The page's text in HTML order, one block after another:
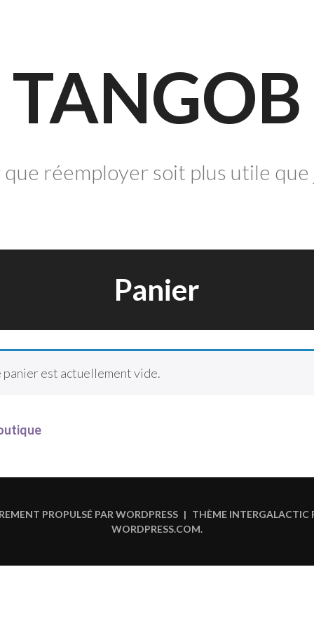
TANGOB
que réemployer soit plus utile
Panier
est actuellement vide.
PROPULSÉ PAR WORDPRESS | THÈME INTERGALACTIC
WORDPRESS.COM.